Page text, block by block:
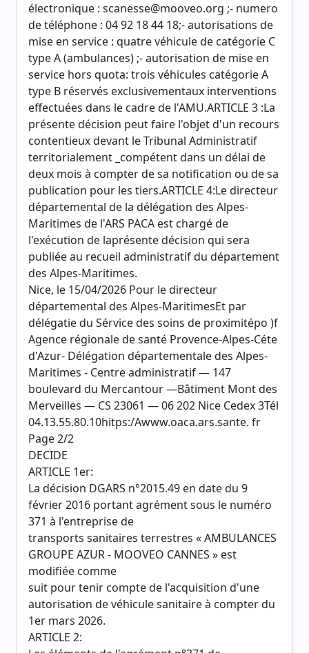
électronique : scanesse@mooveo.org ;- numero
de téléphone : 04 92 18 44 18;- autorisations de
mise en service : quatre véhicule de catégorie C
type A (ambulances) ;- autorisation de mise en
service hors quota: trois véhicules catégorie A
type B réservés exclusivementaux interventions
effectuées dans le cadre de l'AMU.ARTICLE 3 :La
présente décision peut faire l'objet d'un recours
contentieux devant le Tribunal Administratif
territorialement _compétent dans un délai de
deux mois à compter de sa notification ou de sa
publication pour les tiers.ARTICLE 4:Le directeur
départemental de la délégation des Alpes-
Maritimes de l'ARS PACA est chargé de
l'exécution de laprésente décision qui sera
publiée au recueil administratif du département
des Alpes-Maritimes.
Nice, le 15/04/2026 Pour le directeur
départemental des Alpes-MaritimesEt par
délégatie du Sérvice des soins de proximitépo )f
Agence régionale de santé Provence-Alpes-Céte
d'Azur- Délégation départementale des Alpes-
Maritimes - Centre administratif — 147
boulevard du Mercantour —Bâtiment Mont des
Merveilles — CS 23061 — 06 202 Nice Cedex 3Tél
04.13.55.80.10hitps:/Awww.oaca.ars.sante. fr
Page 2/2
DECIDE
ARTICLE 1er:
La décision DGARS n°2015.49 en date du 9
février 2016 portant agrément sous le numéro
371 à l'entreprise de
transports sanitaires terrestres « AMBULANCES
GROUPE AZUR - MOOVEO CANNES » est
modifiée comme
suit pour tenir compte de l'acquisition d'une
autorisation de véhicule sanitaire à compter du
1er mars 2026.
ARTICLE 2: